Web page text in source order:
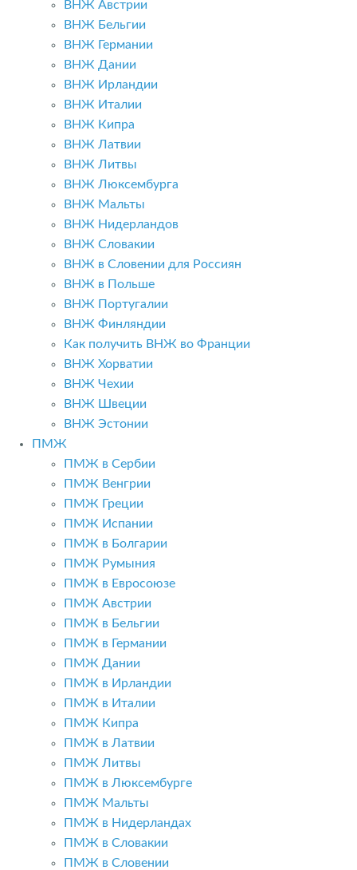
ВНЖ Австрии
ВНЖ Бельгии
ВНЖ Германии
ВНЖ Дании
ВНЖ Ирландии
ВНЖ Италии
ВНЖ Кипра
ВНЖ Латвии
ВНЖ Литвы
ВНЖ Люксембурга
ВНЖ Мальты
ВНЖ Нидерландов
ВНЖ Словакии
ВНЖ в Словении для Россиян
ВНЖ в Польше
ВНЖ Португалии
ВНЖ Финляндии
Как получить ВНЖ во Франции
ВНЖ Хорватии
ВНЖ Чехии
ВНЖ Швеции
ВНЖ Эстонии
ПМЖ
ПМЖ в Сербии
ПМЖ Венгрии
ПМЖ Греции
ПМЖ Испании
ПМЖ в Болгарии
ПМЖ Румыния
ПМЖ в Евросоюзе
ПМЖ Австрии
ПМЖ в Бельгии
ПМЖ в Германии
ПМЖ Дании
ПМЖ в Ирландии
ПМЖ в Италии
ПМЖ Кипра
ПМЖ в Латвии
ПМЖ Литвы
ПМЖ в Люксембурге
ПМЖ Мальты
ПМЖ в Нидерландах
ПМЖ в Словакии
ПМЖ в Словении